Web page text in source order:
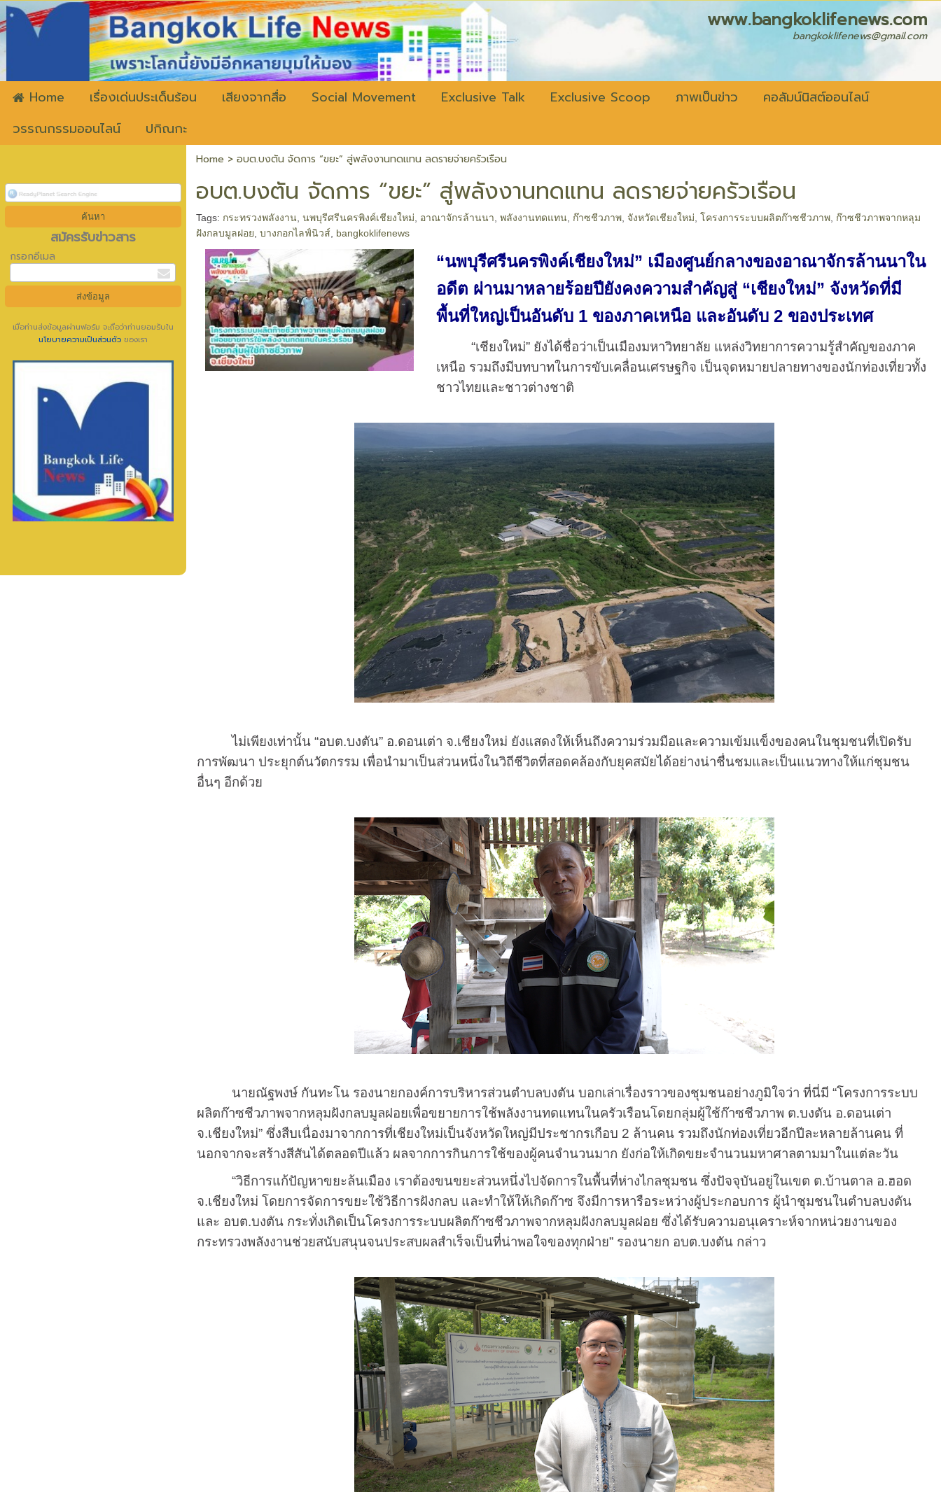
www.bangkoklifenews.com
bangkoklifenews@gmail.com
Home เรื่องเด่นประเด็นร้อน เสียงจากสื่อ Social Movement Exclusive Talk Exclusive Scoop ภาพเป็นข่าว
คอลัมน์นิสต์ออนไลน์
วรรณกรรมออนไลน์
ปกิณกะ
สมัครรับข่าวสาร
กรอกอีเมล
เมื่อท่านส่งข้อมูลผ่านฟอร์ม จะถือว่าท่านยอมรับใน
นโยบายความเป็นส่วนตัว ของเรา
Home > อบต.บงตัน จัดการ “ขยะ” สู่พลังงานทดแทน ลดรายจ่ายครัวเรือน
อบต.บงตัน จัดการ “ขยะ” สู่พลังงานทดแทน ลดรายจ่ายครัวเรือน
Tags: กระทรวงพลังงาน ,นพบุรีศรีนครพิงค์เชียงใหม่ อาณาจักรล้านนา ,พลังงานทดแทน ก๊าซชีวภาพ จังหวัดเชียงใหม่ ,โครงการระบบผลิตก๊าซชีวภาพ ก๊าซชีวภาพจากหลุม
ฝังกลบมูลฝอย ,บางกอกไลฟ์นิวส์ bangkoklifenews
“นพบุรีศรีนครพิงค์เชียงใหม่” เมืองศูนย์กลางของอาณาจักรล้านนาใน
อดีต ผ่านมาหลายร้อยปียังคงความสำคัญสู่ “เชียงใหม่” จังหวัดที่มี
พื้นที่ใหญ่เป็นอันดับ 1 ของภาคเหนือ และอันดับ 2 ของประเทศ
“เชียงใหม่” ยังได้ชื่อว่าเป็นเมืองมหาวิทยาลัย แหล่งวิทยาการความรู้สำคัญของภาค
เหนือ รวมถึงมีบทบาทในการขับเคลื่อนเศรษฐกิจ เป็นจุดหมายปลายทางของนักท่องเที่ยวทั้ง
ชาวไทยและชาวต่างชาติ
ไม่เพียงเท่านั้น “อบต.บงตัน” อ.ดอนเต่า จ.เชียงใหม่ ยังแสดงให้เห็นถึงความร่วมมือและความเข้มแข็งของคนในชุมชนที่เปิดรับ
การพัฒนา ประยุกต์นวัตกรรม เพื่อนำมาเป็นส่วนหนึ่งในวิถีชีวิตที่สอดคล้องกับยุคสมัยได้อย่างน่าชื่นชมและเป็นแนวทางให้แก่ชุมชน
อื่นๆ อีกด้วย
นายณัฐพงษ์ กันทะโน รองนายกองค์การบริหารส่วนตำบลบงตัน บอกเล่าเรื่องราวของชุมชนอย่างภูมิใจว่า ที่นี่มี “โครงการระบบ
ผลิตก๊าซชีวภาพจากหลุมฝังกลบมูลฝอยเพื่อขยายการใช้พลังงานทดแทนในครัวเรือนโดยกลุ่มผู้ใช้ก๊าซชีวภาพ ต.บงตัน อ.ดอนเต่า
จ.เชียงใหม่” ซึ่งสืบเนื่องมาจากการที่เชียงใหม่เป็นจังหวัดใหญ่มีประชากรเกือบ 2 ล้านคน รวมถึงนักท่องเที่ยวอีกปีละหลายล้านคน ที่
นอกจากจะสร้างสีสันได้ตลอดปีแล้ว ผลจากการกินการใช้ของผู้คนจำนวนมาก ยังก่อให้เกิดขยะจำนวนมหาศาลตามมาในแต่ละวัน
“วิธีการแก้ปัญหาขยะล้นเมือง เราต้องขนขยะส่วนหนึ่งไปจัดการในพื้นที่ห่างไกลชุมชน ซึ่งปัจจุบันอยู่ในเขต ต.บ้านตาล อ.ฮอด
จ.เชียงใหม่ โดยการจัดการขยะใช้วิธีการฝังกลบ และทำให้ให้เกิดก๊าซ จึงมีการหารือระหว่างผู้ประกอบการ ผู้นำชุมชนในตำบลบงตัน
และ อบต.บงตัน กระทั่งเกิดเป็นโครงการระบบผลิตก๊าซชีวภาพจากหลุมฝังกลบมูลฝอย ซึ่งได้รับความอนุเคราะห์จากหน่วยงานของ
กระทรวงพลังงานช่วยสนับสนุนจนประสบผลสำเร็จเป็นที่น่าพอใจของทุกฝ่าย” รองนายก อบต.บงตัน กล่าว